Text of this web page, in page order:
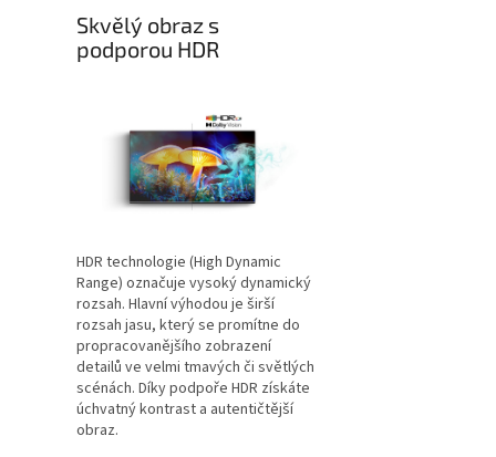
Skvělý obraz s
podporou HDR
HDR technologie (High Dynamic
Range) označuje vysoký dynamický
rozsah. Hlavní výhodou je širší
rozsah jasu, který se promítne do
propracovanějšího zobrazení
detailů ve velmi tmavých či světlých
scénách. Díky podpoře HDR získáte
úchvatný kontrast a autentičtější
obraz.